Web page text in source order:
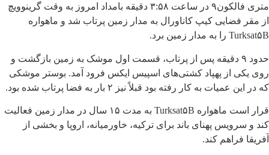
متری فالکون۹ در ساعت ۳:۵۸ دقیقه بامداد امروز به وقت گرینوویچ
از مقر فضایی کیپ کاناورال به مدار زمین پرتاب شد و ماهواره
Turksat۵B را به مدار زمین برد.
حدود ۹ دقیقه پس از پرتاب، قسمت اول موشک به زمین بازگشت و
روی یکی از پهپاد کشتی‌های اسپیس ایکس فرود آمد. بوستر موشکی
که در این عمیات به کار رفته بود قبلاً نیز ۲ بار به فضا پرتاب شده بود.
قرار است ماهواره Turksat۵B به مدت ۱۵ سال در مدار زمین فعالیت
کند و سرویس پهنای باند برای ترکیه، خاورمیانه، اروپا و بخشی از
آفریقا فراهم کند.